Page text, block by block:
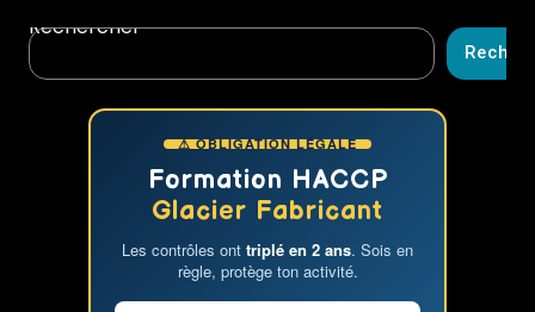
délicieuse
et
équilibrée
les
problèmes
Rechercher
⚠ OBLIGATION LÉGALE
Formation HACCP
Glacier Fabricant
Les contrôles ont triplé en 2 ans. Sois en
règle, protège ton activité.